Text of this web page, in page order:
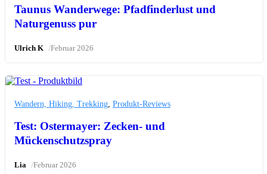
Taunus Wanderwege: Pfadfinderlust und
Naturgenuss pur
Ulrich K /Februar 2026
Wandern, Hiking, Trekking, Produkt-Reviews
Test: Ostermayer: Zecken- und
Mückenschutzspray
Lia /Februar 2026